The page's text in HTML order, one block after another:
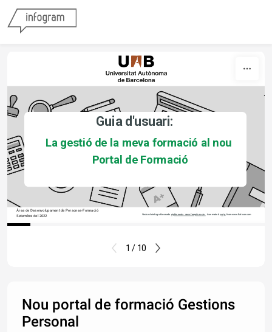
Guia d'usuari:
La gestió de la meva formació al nou
Portal de Formació
Àrea de Desenvolupament de Persones-Formació
Setembre del 2022 Vector de infografía creado eightonesix - www.freepik.es</a> . Icon made by srip, from www.flaticon.com
1 / 10
Nou portal de formació Gestions
Personal